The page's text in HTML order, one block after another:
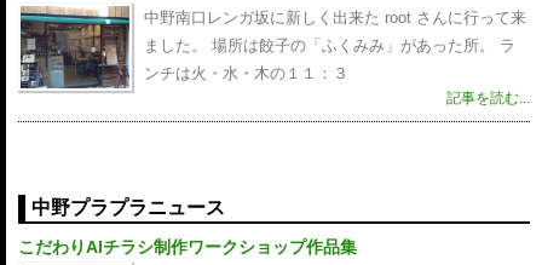
中野南口レンガ坂に新しく出来た root さんに行って来
ました。 場所は餃子の「ふくみみ」があった所。 ラ
ンチは火・水・木の１１：３
記事を読む...
中野プラプラニュース
こだわりAIチラシ制作ワークショップ作品集